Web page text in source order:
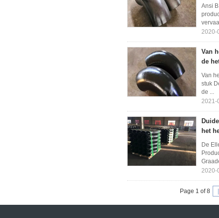
Ansi
2020-
Van
de
Van
stuk
de ...
2021-
het
De
2020-
Page 1 of 8